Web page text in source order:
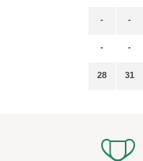
-
-
31
-
-
28